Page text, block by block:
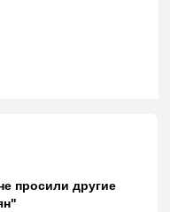
просили другие